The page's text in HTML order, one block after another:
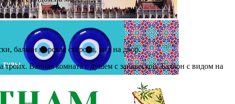
балкон морская сторона, вид на двор.
Ванная комната с душем с занавеской. Балкон с видом на